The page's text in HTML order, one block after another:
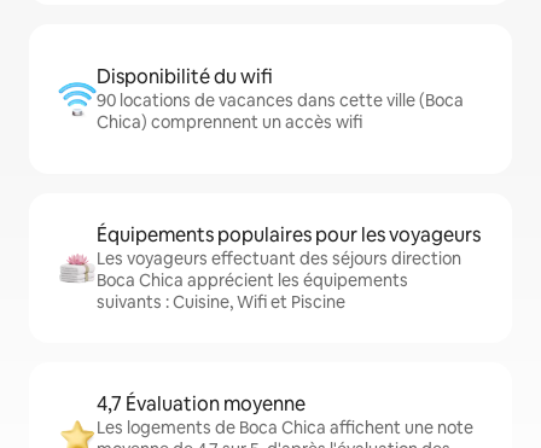
Disponibilité du wifi
90 locations de vacances dans cette ville (Boca
Chica) comprennent un accès wifi
Équipements populaires pour les voyageurs
Les voyageurs effectuant des séjours direction
Boca Chica apprécient les équipements
suivants : Cuisine, Wifi et Piscine
4,7 Évaluation moyenne
Les logements de Boca Chica affichent une note